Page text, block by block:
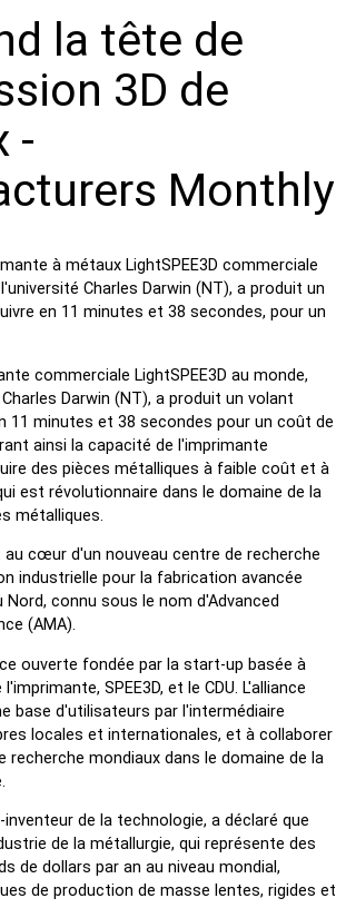
la tête de
3D de
-
Monthly
commerciale LightSPEE3D au monde,
Darwin (NT), a produit un volant
11 minutes et 38 secondes pour un coût de
ainsi la capacité de l'imprimante
des pièces métalliques à faible coût et à
est révolutionnaire dans le domaine de la
métalliques.
au cœur d'un nouveau centre de recherche
industrielle pour la fabrication avancée
connu sous le nom d'Advanced
(AMA).
ouverte fondée par la start-up basée à
SPEE3D, et le CDU. L'alliance
base d'utilisateurs par l'intermédiaire
locales et internationales, et à collaborer
recherche mondiaux dans le domaine de la
de la technologie, a déclaré que
de la métallurgie, qui représente des
de dollars par an au niveau mondial,
de production de masse lentes, rigides et